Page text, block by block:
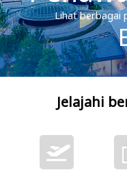
Lihat berbagai
Jelajahi